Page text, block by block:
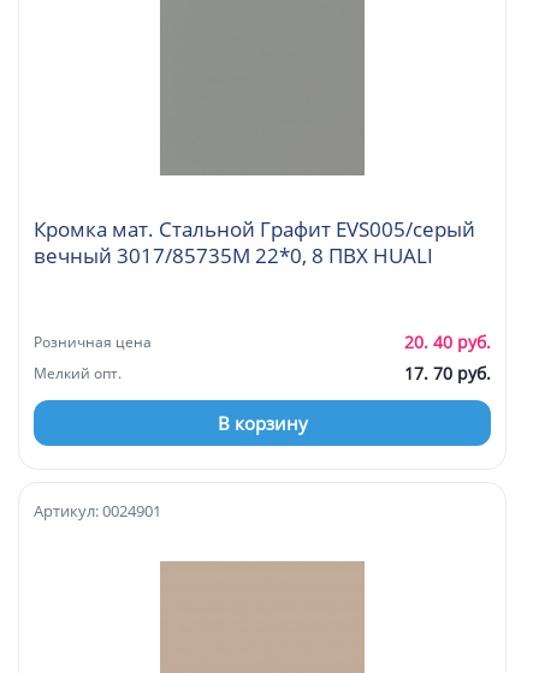
Кромка мат. Стальной Графит EVS005/серый
вечный 3017/85735М 22*0, 8 ПВХ HUALI
Розничная цена 20. 40 руб.
Мелкий опт. 17. 70 руб.
В корзину
Артикул: 0024901